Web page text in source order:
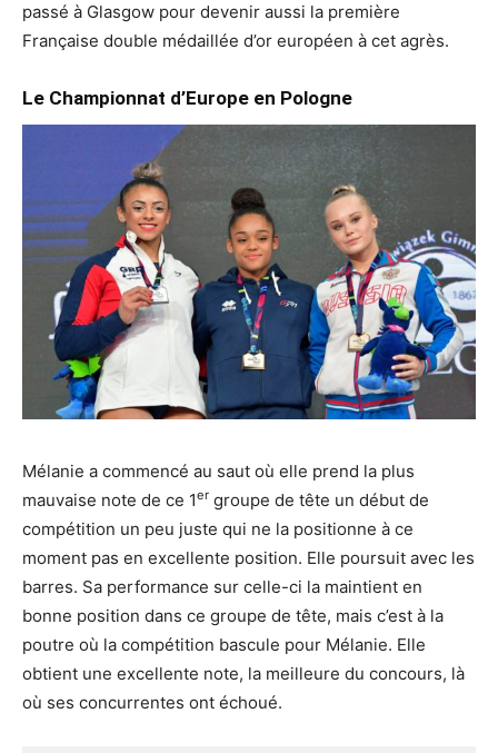
passé à Glasgow pour devenir aussi la première
Française double médaillée d’or européen à cet agrès.
Le Championnat d’Europe en Pologne
Mélanie a commencé au saut où elle prend la plus
mauvaise note de ce 1er groupe de tête un début de
compétition un peu juste qui ne la positionne à ce
moment pas en excellente position. Elle poursuit avec les
barres. Sa performance sur celle-ci la maintient en
bonne position dans ce groupe de tête, mais c’est à la
poutre où la compétition bascule pour Mélanie. Elle
obtient une excellente note, la meilleure du concours, là
où ses concurrentes ont échoué.